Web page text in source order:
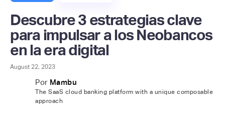
Descubre 3 estrategias clave
para impulsar a los Neobancos
en la era digital
August 22, 2023
Por Mambu
The SaaS cloud banking platform with a unique composable
approach